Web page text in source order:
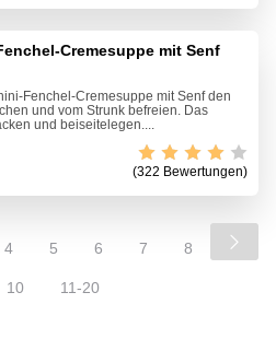
Cremesuppe mit Senf
Fenchel-Cremesuppe mit Senf den
und vom Strunk befreien. Das
und beiseitelegen....
(322 Bewertungen)
4 5 6 7 8
10 11-20